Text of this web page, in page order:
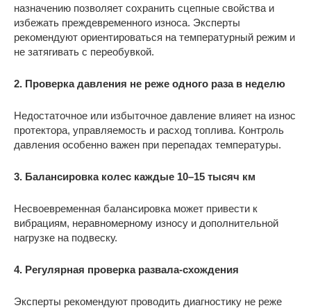
назначению позволяет сохранить сцепные свойства и
избежать преждевременного износа. Эксперты
рекомендуют ориентироваться на температурный режим и
не затягивать с переобувкой.
2. Проверка давления не реже одного раза в неделю
Недостаточное или избыточное давление влияет на износ
протектора, управляемость и расход топлива. Контроль
давления особенно важен при перепадах температуры.
3. Балансировка колес каждые 10–15 тысяч км
Несвоевременная балансировка может привести к
вибрациям, неравномерному износу и дополнительной
нагрузке на подвеску.
4. Регулярная проверка развала-схождения
Эксперты рекомендуют проводить диагностику не реже